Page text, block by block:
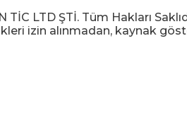
LTD ŞTİ. Tüm Hakları
izin alınmadan, kaynak